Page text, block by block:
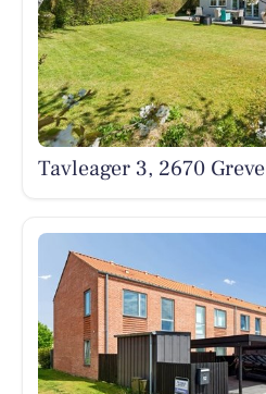
Tavleager 3, 2670 Greve